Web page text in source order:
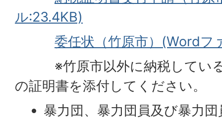
ル:23.4KB)
委任状（竹原市）(Wordフ
※竹原市以外に納税している
の証明書を添付してください。
暴力団、暴力団員及び暴力